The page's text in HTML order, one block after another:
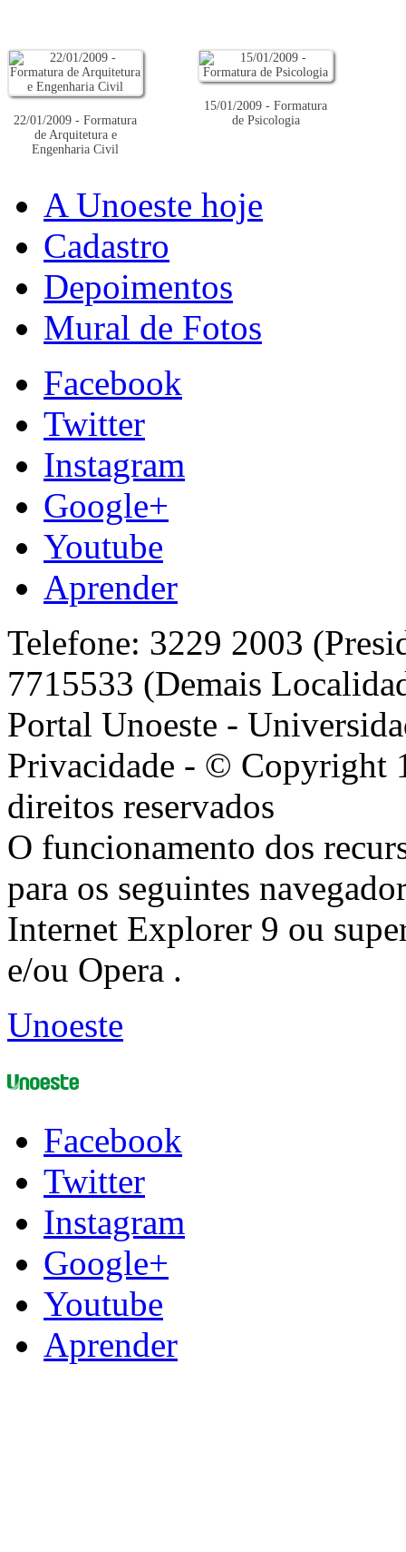
22/01/2009 - Formatura
de Arquitetura e
Engenharia Civil
15/01/2009 - Formatura
de Psicologia
A Unoeste hoje
Cadastro
Depoimentos
Mural de Fotos
Facebook
Twitter
Instagram
Google+
Youtube
Aprender
Telefone: 3229 2003
7715533 (Demais
Portal Unoeste -
Privacidade - © Copyright
direitos reservados
O funcionamento dos
para os seguintes
Internet Explorer 9 ou
e/ou Opera .
Unoeste
Facebook
Twitter
Instagram
Google+
Youtube
Aprender